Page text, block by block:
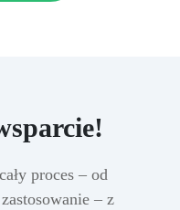
proces – od
– z